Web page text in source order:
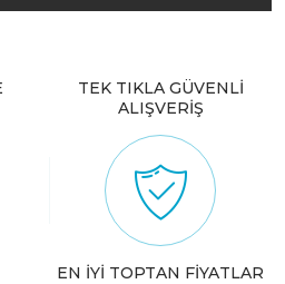
TEK TIKLA GÜVENLİ
ALIŞVERİŞ
EN İYİ TOPTAN FİYATLAR